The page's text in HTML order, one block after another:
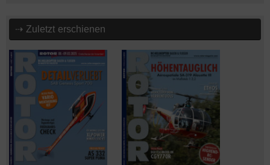
⇢ Zuletzt erschienen